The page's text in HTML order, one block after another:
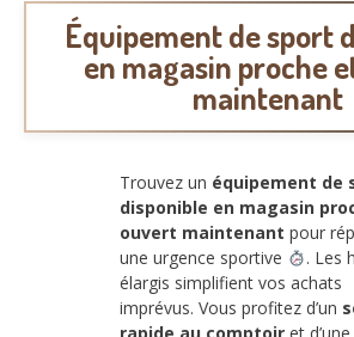
Équipement de sport
en magasin proche
maintenant
Trouvez un équipement de
disponible en magasin
ouvert maintenant pour
une urgence sportive
. Les
élargis simplifient vos achats
imprévus. Vous profitez d’un